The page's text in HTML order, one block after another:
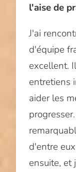
l'aise de
J'ai
d'équipe
excellent.
entretiens
aider les
d'entre
ensuite, et